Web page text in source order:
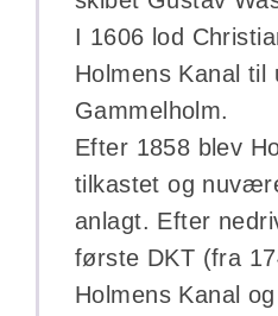
I 1606 lod
Holmens Kanal til
Gammelholm.
Efter 1858 blev
tilkastet og
anlagt. Efter
første DKT (fra
Holmens Kanal